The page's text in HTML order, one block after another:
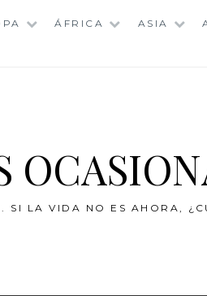
ÁFRICA ASIA
SI LA VIDA NO ES AHORA,